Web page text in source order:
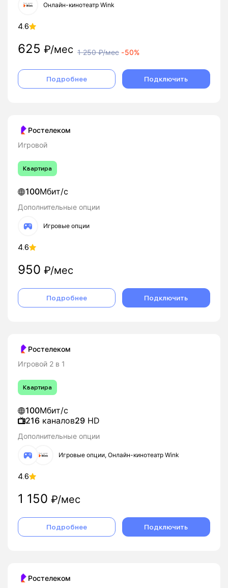
Онлайн-кинотеатр Wink
4.6
625 ₽/мес 1 250₽/мес -50%
Подробнее Подключить
Ростелеком
Игровой
Квартира
100Мбит/с
Дополнительные опции
Игровые опции
4.6
950 ₽/мес
Подробнее Подключить
Ростелеком
Игровой 2 в 1
Квартира
100Мбит/с
216 каналов29 HD
Дополнительные опции
Игровые опции, Онлайн-кинотеатр Wink
4.6
1 150 ₽/мес
Подробнее Подключить
Ростелеком